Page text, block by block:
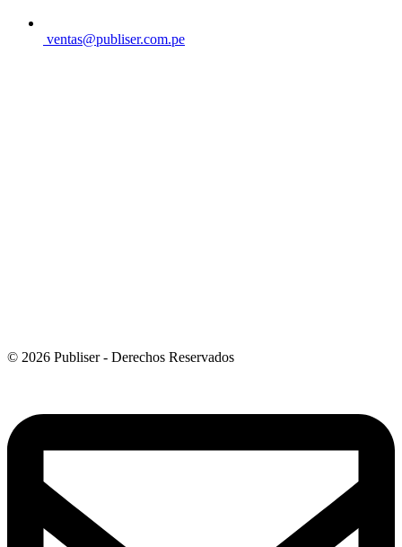
ventas@publiser.com.pe
© 2026 Publiser - Derechos Reservados